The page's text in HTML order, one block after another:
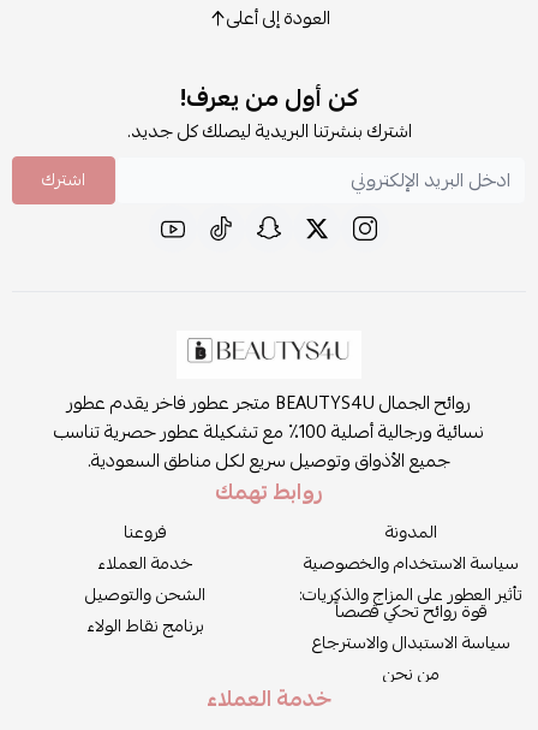
العودة إلى أعلى
كن أول من يعرف!
اشترك بنشرتنا البريدية ليصلك كل جديد.
اشترك
روائح الجمال BEAUTYS4U متجر عطور فاخر يقدم عطور
نسائية ورجالية أصلية 100٪ مع تشكيلة عطور حصرية تناسب
جميع الأذواق وتوصيل سريع لكل مناطق السعودية.
روابط تهمك
المدونة
سياسة الاستخدام والخصوصية
تأثير العطور على المزاج والذكريات:
قوة روائح تحكي قصصاً
سياسة الاستبدال والاسترجاع
من نحن
فروعنا
خدمة العملاء
الشحن والتوصيل
برنامج نقاط الولاء
خدمة العملاء